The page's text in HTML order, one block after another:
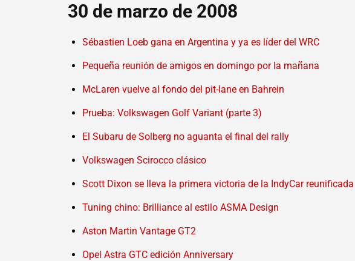
30 de marzo de 2008
Sébastien Loeb gana en Argentina y ya es líder del WRC
Pequeña reunión de amigos en domingo por la mañana
McLaren vuelve al fondo del pit-lane en Bahrein
Prueba: Volkswagen Golf Variant (parte 3)
El Subaru de Solberg no aguanta el final del rally
Volkswagen Scirocco clásico
Scott Dixon se lleva la primera victoria de la IndyCar reunificada
Tuning chino: Brilliance al estilo ASMA Design
Aston Martin Vantage GT2
Opel Astra GTC edición Anniversary